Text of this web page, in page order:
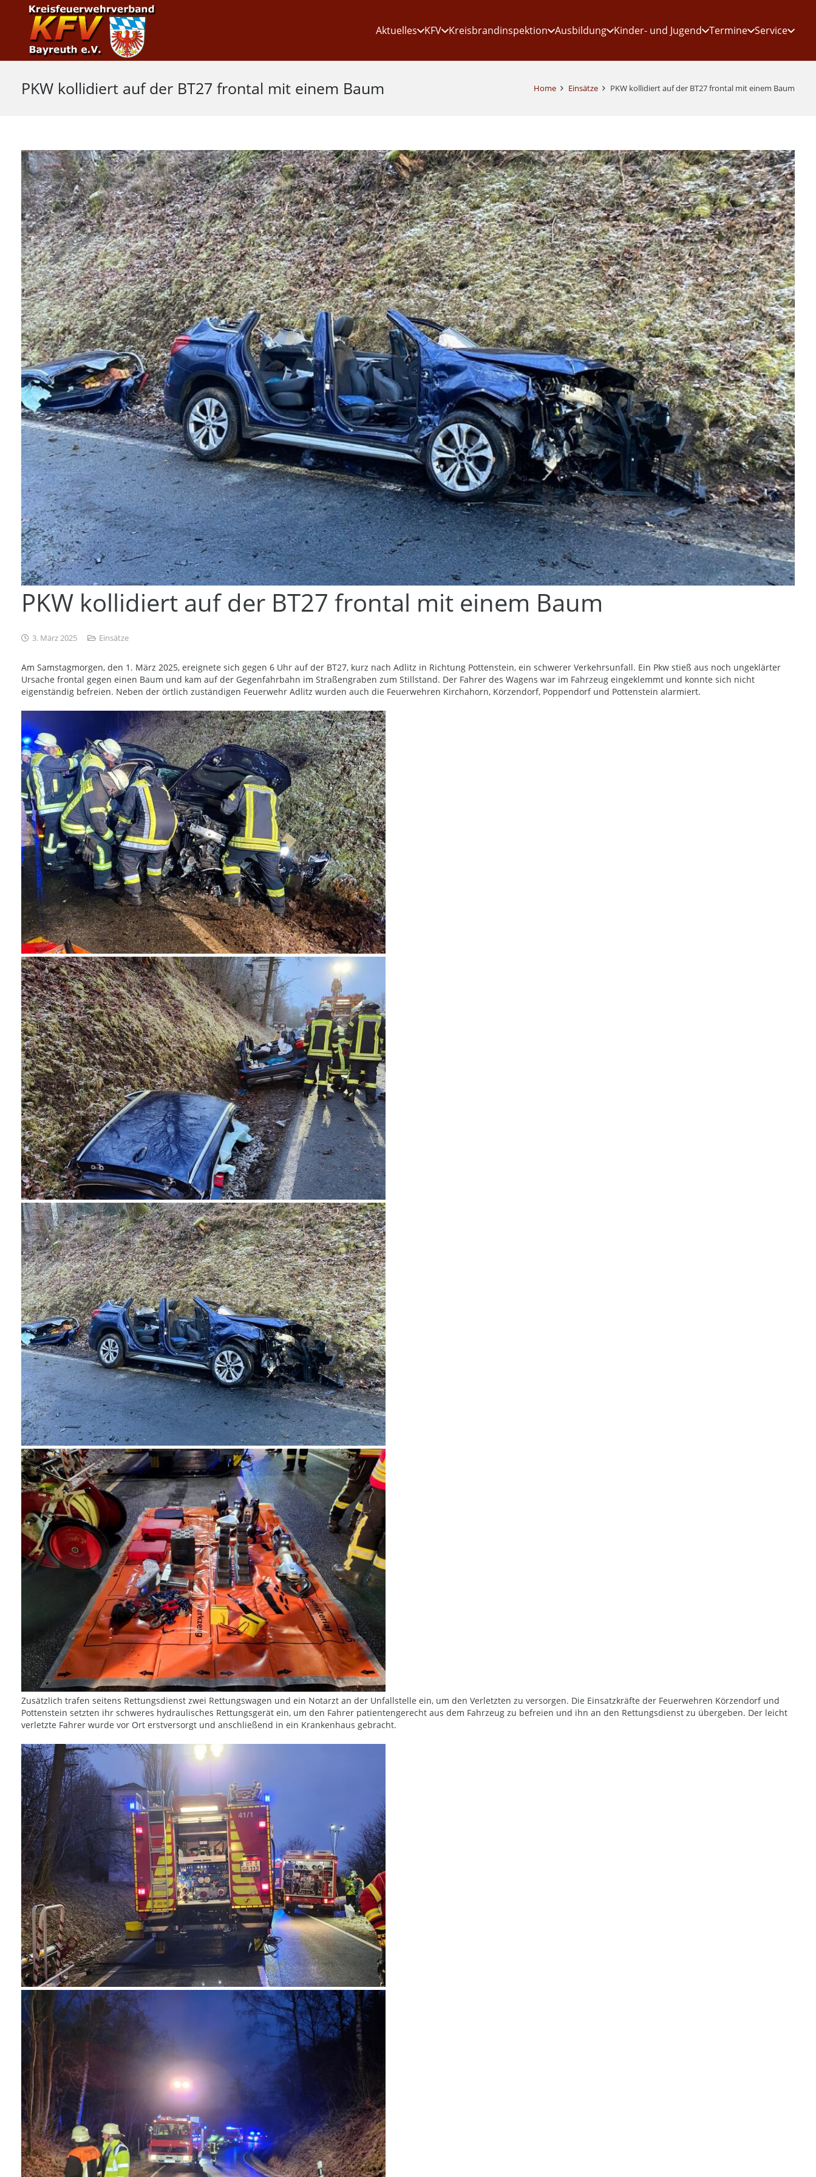
Aktuelles KFV Kreisbrandinspektion Ausbildung Kinder- und Jugend Termine Service
PKW kollidiert auf der BT27 frontal mit einem Baum Home Einsätze PKW kollidiert auf der BT27 frontal mit einem Baum
PKW kollidiert auf der BT27 frontal mit einem Baum
3. März 2025 Einsätze
Am Samstagmorgen, den 1. März 2025, ereignete sich gegen 6 Uhr auf der BT27, kurz nach Adlitz in Richtung Pottenstein, ein schwerer Verkehrsunfall. Ein Pkw stieß aus noch ungeklärter
Ursache frontal gegen einen Baum und kam auf der Gegenfahrbahn im Straßengraben zum Stillstand. Der Fahrer des Wagens war im Fahrzeug eingeklemmt und konnte sich nicht
eigenständig befreien. Neben der örtlich zuständigen Feuerwehr Adlitz wurden auch die Feuerwehren Kirchahorn, Körzendorf, Poppendorf und Pottenstein alarmiert.
Zusätzlich trafen seitens Rettungsdienst zwei Rettungswagen und ein Notarzt an der Unfallstelle ein, um den Verletzten zu versorgen. Die Einsatzkräfte der Feuerwehren Körzendorf und
Pottenstein setzten ihr schweres hydraulisches Rettungsgerät ein, um den Fahrer patientengerecht aus dem Fahrzeug zu befreien und ihn an den Rettungsdienst zu übergeben. Der leicht
verletzte Fahrer wurde vor Ort erstversorgt und anschließend in ein Krankenhaus gebracht.